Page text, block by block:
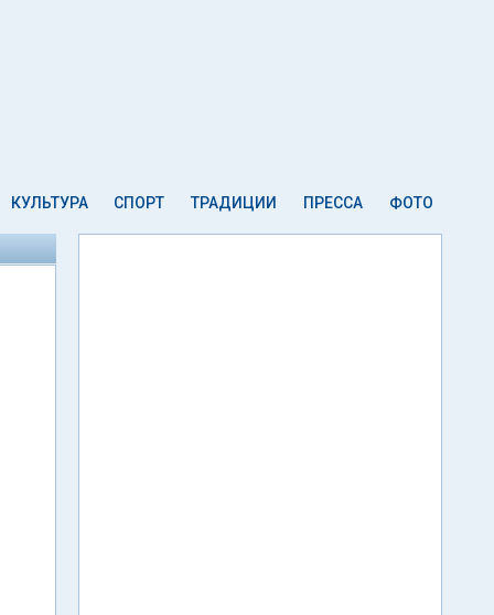
КУЛЬТУРА СПОРТ ТРАДИЦИИ ПРЕССА ФОТО